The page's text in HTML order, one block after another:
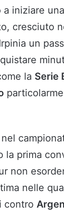
a iniziare
cresciuto
un
la Serie
la prima
non
nelle
contro